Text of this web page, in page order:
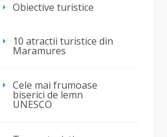
Obiective turistice
10 atractii turistice din
Maramures
Cele mai frumoase
biserici de lemn
UNESCO